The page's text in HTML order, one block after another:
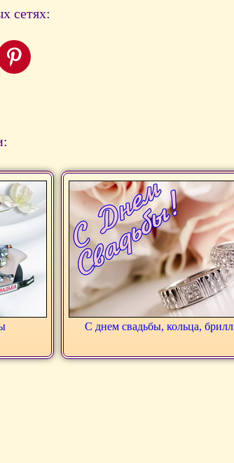
сетях:
С днем свадьбы, кольца,